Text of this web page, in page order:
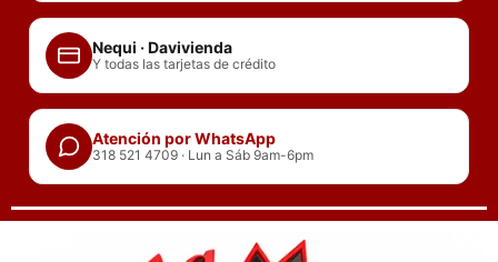
Nequi · Davivienda
Y todas las tarjetas de crédito
Atención por WhatsApp
318 521 4709 · Lun a Sáb 9am-6pm